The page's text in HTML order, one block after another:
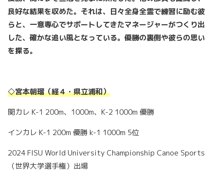
良好な結果を収めた。それは、日々全身全霊で練習に励む彼
らと、一意専心でサポートしてきたマネージャーがつくり出
した、確かな追い風となっている。優勝の裏側や彼らの思い
を探る。
◇宮本朝瑠（経４・県立浦和）
関カレ K-1 200m、1000m、K-2 1000m 優勝
インカレ K-1 200m 優勝 k-1 1000m 5位
2024 FISU World University Championship Canoe Sports
（世界大学選手権）出場